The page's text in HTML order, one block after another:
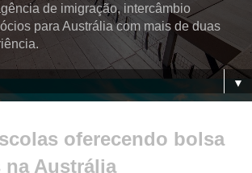
de imigração, intercâmbio
para Austrália com mais de duas
▼
oferecendo bolsa
na Austrália